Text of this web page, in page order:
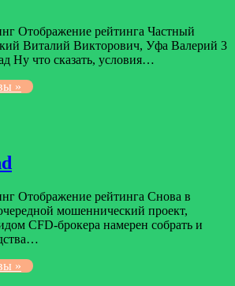
Отображение рейтинга Частный
Виталий Викторович, Уфа Валерий 3
Ну что сказать, условия…
»
Отображение рейтинга Снова в
мошеннический проект,
CFD-брокера намерен собрать и
»